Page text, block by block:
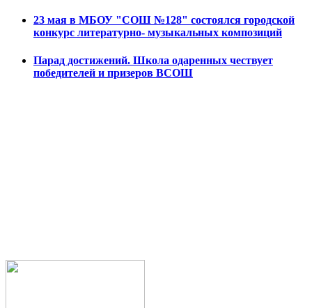
23 мая в МБОУ "СОШ №128" состоялся городской
конкурс литературно- музыкальных композиций
Парад достижений. Школа одаренных чествует
победителей и призеров ВСОШ